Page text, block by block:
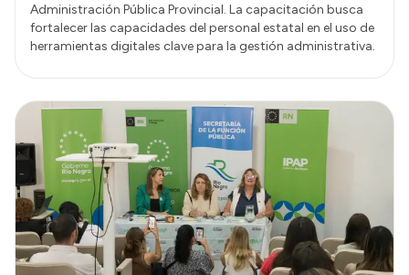
Administración Pública Provincial. La capacitación busca
fortalecer las capacidades del personal estatal en el uso de
herramientas digitales clave para la gestión administrativa.